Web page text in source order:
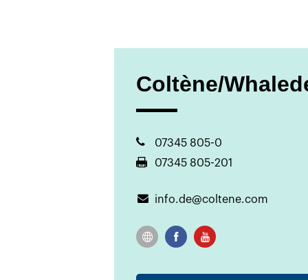
Coltène/
07345 805-0
07345 805-201
info.de@coltene.com
Website